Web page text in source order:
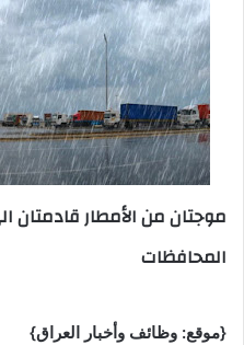
موجتان من الأمطار
المحافظات
{موقع: وظائف وأخبار العراق}